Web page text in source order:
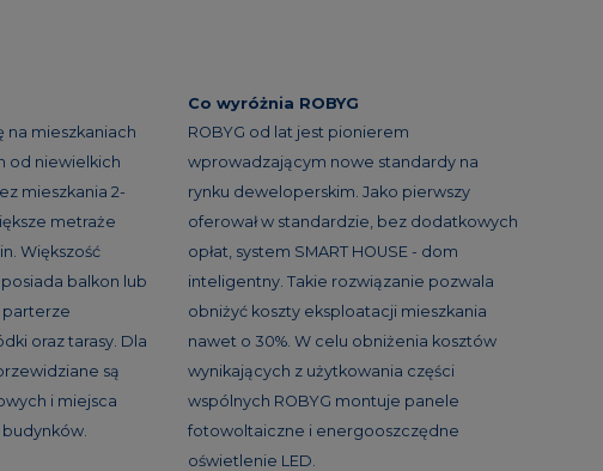
na mieszkaniach
od niewielkich
mieszkania 2-
metraże
Większość
balkon lub
parterze
oraz tarasy. Dla
są
i miejsca
Co wyróżnia ROBYG
ROBYG od lat jest pionierem
wprowadzającym nowe standardy na
rynku deweloperskim. Jako pierwszy
oferował w standardzie, bez dodatkowych
opłat, system SMART HOUSE - dom
inteligentny. Takie rozwiązanie pozwala
obniżyć koszty eksploatacji mieszkania
nawet o 30%. W celu obniżenia kosztów
wynikających z użytkowania części
wspólnych ROBYG montuje panele
fotowoltaiczne i energooszczędne
oświetlenie LED.